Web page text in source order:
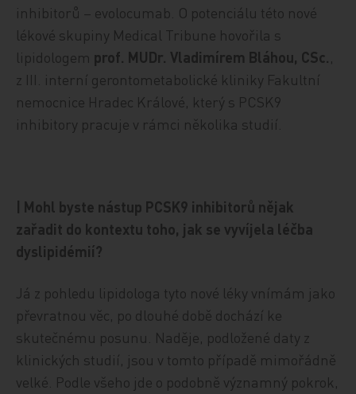
inhibitorů – evolocumab. O potenciálu této nové
lékové skupiny Medical Tribune hovořila s
lipidologem prof. MUDr. Vladimírem Bláhou, CSc.,
z III. interní gerontometabolické kliniky Fakultní
nemocnice Hradec Králové, který s PCSK9
inhibitory pracuje v rámci několika studií.
| Mohl byste nástup PCSK9 inhibitorů nějak
zařadit do kontextu toho, jak se vyvíjela léčba
dyslipidémií?
Já z pohledu lipidologa tyto nové léky vnímám jako
převratnou věc, po dlouhé době dochází ke
skutečnému posunu. Naděje, podložené daty z
klinických studií, jsou v tomto případě mimořádně
velké. Podle všeho jde o podobně významný pokrok,